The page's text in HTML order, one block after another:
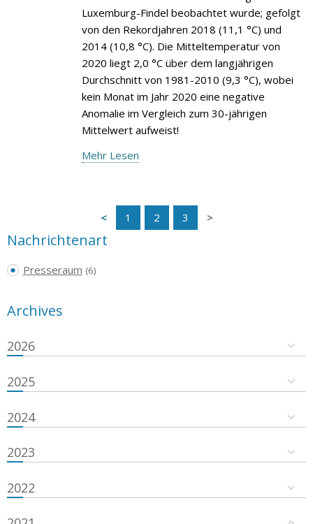
Luxemburg-Findel beobachtet wurde; gefolgt
von den Rekordjahren 2018 (11,1 °C) und
2014 (10,8 °C). Die Mitteltemperatur von
2020 liegt 2,0 °C über dem langjährigen
Durchschnitt von 1981-2010 (9,3 °C), wobei
kein Monat im Jahr 2020 eine negative
Anomalie im Vergleich zum 30-jährigen
Mittelwert aufweist!
Mehr Lesen
1 2 3
Nachrichtenart
Presseraum (6)
Archives
2026
2025
2024
2023
2022